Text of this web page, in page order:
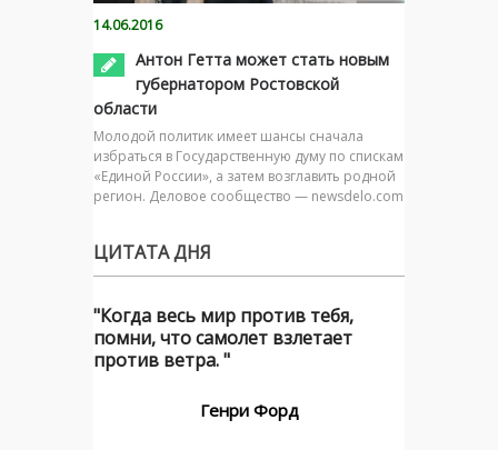
14.06.2016
Антон Гетта может стать новым
губернатором Ростовской
области
Молодой политик имеет шансы сначала
избраться в Государственную думу по спискам
«Единой России», а затем возглавить родной
регион. Деловое сообщество — newsdelo.com
ЦИТАТА ДНЯ
"Когда весь мир против тебя,
помни, что самолет взлетает
против ветра. "
Генри Форд